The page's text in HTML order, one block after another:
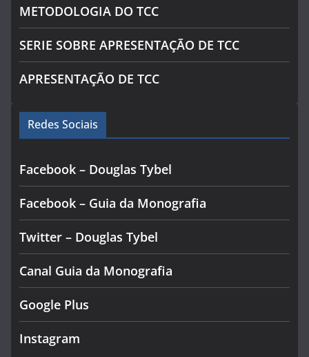
METODOLOGIA DO TCC
SERIE SOBRE APRESENTAÇÃO DE TCC
APRESENTAÇÃO DE TCC
Redes Sociais
Facebook – Douglas Tybel
Facebook – Guia da Monografia
Twitter – Douglas Tybel
Canal Guia da Monografia
Google Plus
Instagram